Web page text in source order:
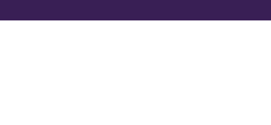
kontakt@kunsthafenwalle.de